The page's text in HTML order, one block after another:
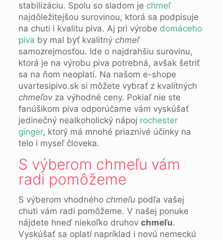
stabilizáciu. Spolu so sladom je chmeľ
najdôležitejšou surovinou, ktorá sa podpisuje
na chuti i kvalitu piva. Aj pri výrobe domáceho
piva by mal byť kvalitný chmeľ
samozrejmosťou. Ide o najdrahšiu surovinu,
ktorá je na výrobu piva potrebná, avšak šetriť
sa na ňom neoplatí. Na našom e-shope
uvartesipivo.sk si môžete vybrať z kvalitných
chmeľovza výhodné ceny. Pokiaľ nie ste
fanúšikom piva odporúčame vám vyskúšať
jedinečný nealkoholický nápoj rochester
ginger, ktorý má mnohé priaznivé účinky na
telo i myseľ človeka.
S výberom chmeľu vám
radi pomôžeme
S výberom vhodnéhochmeľupodľa vašej
chuti vám radi pomôžeme. V našej ponuke
nájdete hneď niekoľko druhov chmeľu.
Vyskúšať sa oplatí napríklad i novú nemeckú